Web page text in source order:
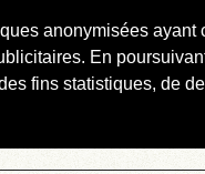
anonymisées ayant
En
fins statistiques, de